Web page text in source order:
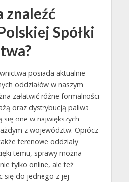
znaleźć
Spółki
posiada aktualnie
oddziałów w naszym
załatwić różne formalności
oraz dystrybucją paliwa
się one w największych
z województw. Oprócz
terenowe oddziały
temu, sprawy można
tylko online, ale też
się do jednego z jej